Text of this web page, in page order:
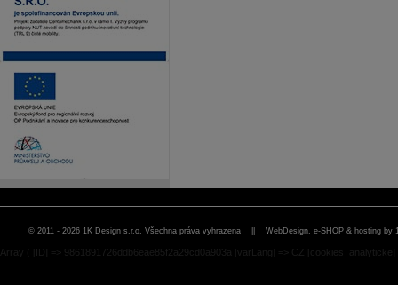
© 2011 - 2026 1K Design s.r.o. Všechna práva vyhrazena || WebDesign, e-SHOP & hosting by
Array ( [ID] => 9861891726ddb6eae85f2a29cd0a903a [varLang] => CZ